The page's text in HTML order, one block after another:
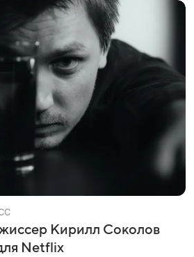
Кирилл Соколов
Netflix